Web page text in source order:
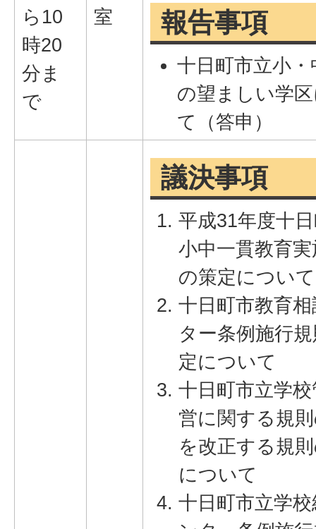
ら10
時20
分ま
で
室
報告事項
十日町市立小・
の望ましい学
て（答申）
議決事項
平成31年度十
小中一貫教育
の策定について
十日町市教育
ター条例施行
定について
十日町市立学
営に関する規
を改正する規
について
十日町市立学